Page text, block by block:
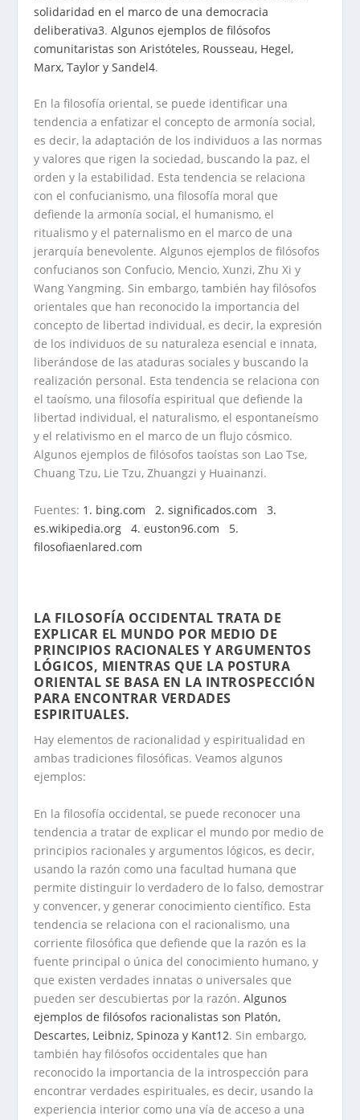
solidaridad en el marco de una democracia
deliberativa3.Algunos ejemplos de filósofos
comunitaristas son Aristóteles, Rousseau, Hegel,
Marx, Taylor y Sandel4.
En la filosofía oriental, se puede identificar una
tendencia a enfatizar el concepto de armonía social,
es decir, la adaptación de los individuos a las normas
y valores que rigen la sociedad, buscando la paz, el
orden y la estabilidad. Esta tendencia se relaciona
con el confucianismo, una filosofía moral que
defiende la armonía social, el humanismo, el
ritualismo y el paternalismo en el marco de una
jerarquía benevolente. Algunos ejemplos de filósofos
confucianos son Confucio, Mencio, Xunzi, Zhu Xi y
Wang Yangming. Sin embargo, también hay filósofos
orientales que han reconocido la importancia del
concepto de libertad individual, es decir, la expresión
de los individuos de su naturaleza esencial e innata,
liberándose de las ataduras sociales y buscando la
realización personal. Esta tendencia se relaciona con
el taoísmo, una filosofía espiritual que defiende la
libertad individual, el naturalismo, el espontaneísmo
y el relativismo en el marco de un flujo cósmico.
Algunos ejemplos de filósofos taoístas son Lao Tse,
Chuang Tzu, Lie Tzu, Zhuangzi y Huainanzi.
Fuentes: 1. bing.com 2. significados.com3.
es.wikipedia.org4. euston96.com 5.
filosofiaenlared.com
LA FILOSOFÍA OCCIDENTAL TRATA DE
EXPLICAR EL MUNDO POR MEDIO DE
PRINCIPIOS RACIONALES Y ARGUMENTOS
LÓGICOS, MIENTRAS QUE LA POSTURA
ORIENTAL SE BASA EN LA INTROSPECCIÓN
PARA ENCONTRAR VERDADES
ESPIRITUALES.
Hay elementos de racionalidad y espiritualidad en
ambas tradiciones filosóficas. Veamos algunos
ejemplos:
En la filosofía occidental, se puede reconocer una
tendencia a tratar de explicar el mundo por medio de
principios racionales y argumentos lógicos, es decir,
usando la razón como una facultad humana que
permite distinguir lo verdadero de lo falso, demostrar
y convencer, y generar conocimiento científico. Esta
tendencia se relaciona con el racionalismo, una
corriente filosófica que defiende que la razón es la
fuente principal o única del conocimiento humano, y
que existen verdades innatas o universales que
pueden ser descubiertas por la razón.Algunos
ejemplos de filósofos racionalistas son Platón,
Descartes, Leibniz, Spinoza y Kant1 2. Sin embargo,
también hay filósofos occidentales que han
reconocido la importancia de la introspección para
encontrar verdades espirituales, es decir, usando la
experiencia interior como una vía de acceso a una